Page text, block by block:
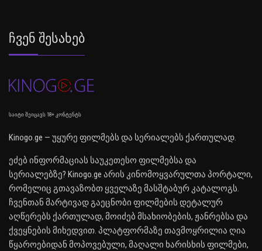
Ჩვენ Შესახებ
საიტი შეიცავს 18+ კონტენტს
Kinogo.ge — უყურე ფილმებს და სერიალებს ქართულად.
ეძებ ინფორმაციას საუკეთესო ფილმებსა და
სერიალებზე? Kinogo.ge არის კინომოყვარულთა პორტალი,
რომელიც გთავაზობთ ყველაზე მასშტაბურ კატალოგს.
ჩვენთან მარტივად გაეცნობი ფილმების დეტალურ
აღწერებს ქართულად, მოიძებ მსახიობების, ჟანრებსა და
ქვეყნების მიხედვით. პლატფორმაზე თავმოყრილია ღია
წყაროებიდან მოპოვებული, მაღალი ხარისხის ფილმები,